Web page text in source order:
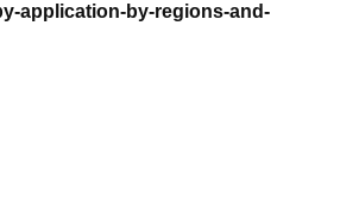
application-by-regions-and-